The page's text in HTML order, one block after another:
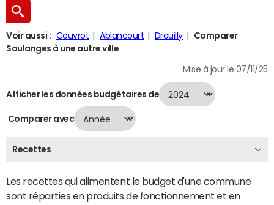
Voir aussi : Couvrot Ablancourt Drouilly
Comparer
Soulanges à une autre ville
Mise à jour le 07/11/25
Afficher les données budgétaires de
Comparer avec
Recettes
Les recettes qui alimentent le budget d'une commune
sont réparties en produits de fonctionnement et en